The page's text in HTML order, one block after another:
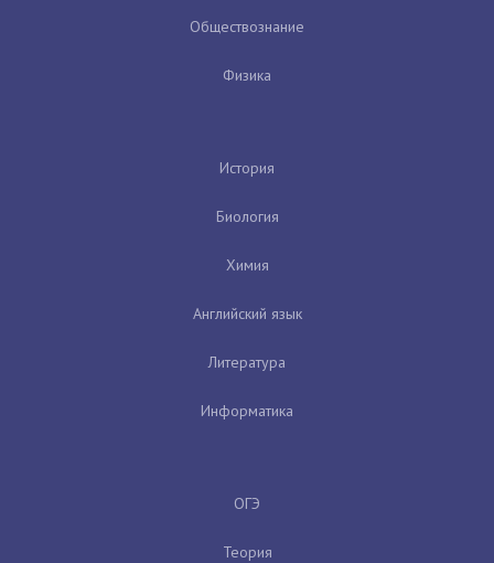
Обществознание
Физика
История
Биология
Химия
Английский язык
Литература
Информатика
ОГЭ
Теория